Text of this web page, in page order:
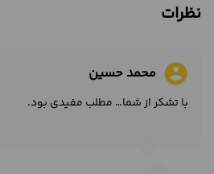
نظرات
account_circle محمد حسین
با تشکر از شما… مطلب مفیدی بود.